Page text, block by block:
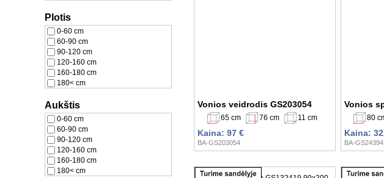
Plotis
0-60 cm
60-90 cm
90-120 cm
120-160 cm
160-180 cm
180< cm
Aukštis
0-60 cm
60-90 cm
90-120 cm
120-160 cm
160-180 cm
180< cm
Vonios veidrodis GS203054
65 cm 76 cm 11 cm
Kaina: 97 €
BA-GS203054
Vonios
80
Kaina:
BA-